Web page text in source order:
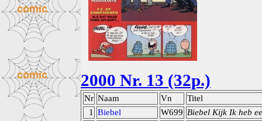
2000 Nr. 13 (32p.)
Nr Naam Vn
Titel
1
Biebel W699 Biebel Kijk Ik heb